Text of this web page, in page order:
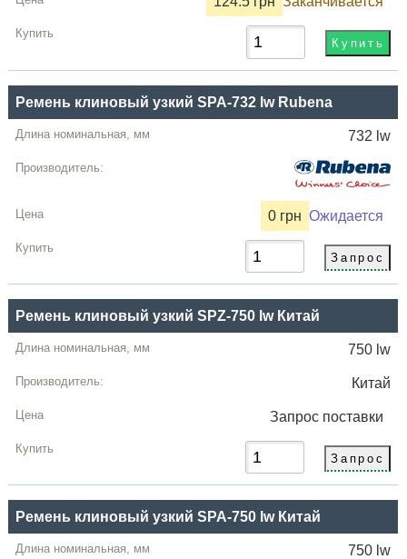
Ремень клиновый узкий SPA-732 lw Rubena
732 lw
0 грн Ожидается
Ремень клиновый узкий SPZ-750 lw Китай
750 lw
Китай
Запрос поставки
Ремень клиновый узкий SPA-750 lw Китай
750 lw